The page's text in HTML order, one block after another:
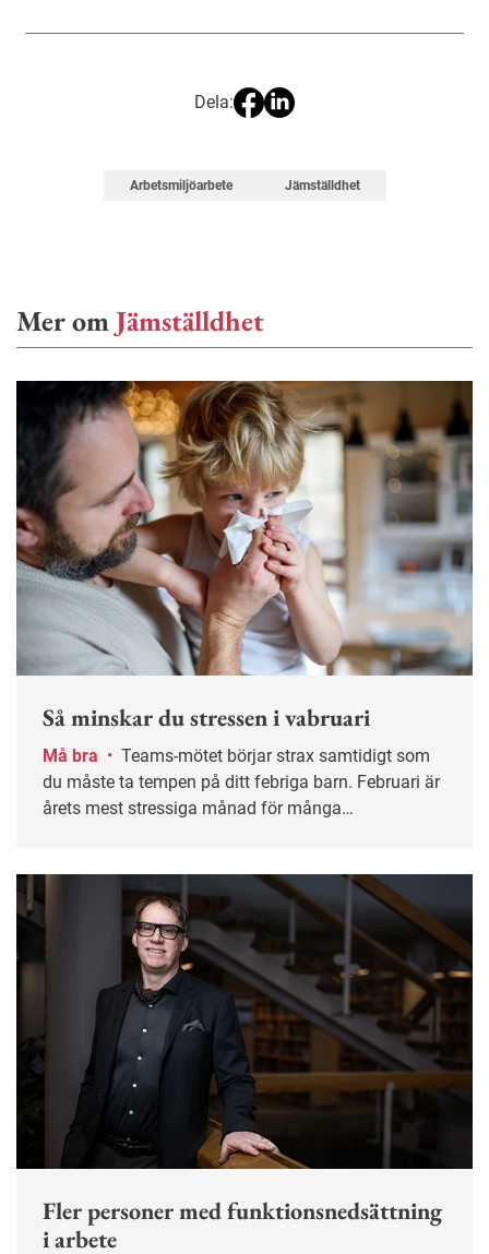
Dela:
Arbetsmiljöarbete Jämställdhet
Mer om Jämställdhet
Så minskar du stressen i vabruari
Må bra •
du måste ta tempen på ditt febriga barn. Februari är
årets mest stressiga månad för många
Fler personer med funktionsnedsättning
i arbete